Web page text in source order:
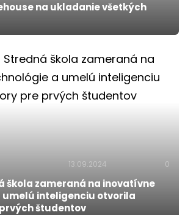
na ukladanie všetkých
13.09.2024 0
škola zameraná na inovatívne
umelú inteligenciu otvorila
študentov